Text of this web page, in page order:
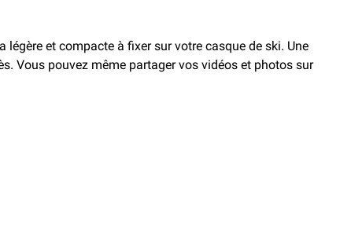
légère et compacte à fixer sur votre casque de ski. Une
Vous pouvez même partager vos vidéos et photos sur